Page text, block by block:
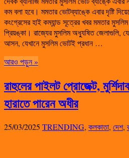
কম বলা হবে। মমতার ভোটব্যাঙ্কে এবার দৃষ্টি
কংগ্রেসের হাই কম্যান্ড সূত্রের খবর মমতার
প্রিয়ঙ্কা। রাজ্যের মুসলিম অধ্যুষিত জেলাগুলি,
আসন, যেখানে মুসলিম ভোটই প্রধান …
আরও পড়ুন »
রাহুলের পাইলট প্রোজেক্ট,
হারাতে পারেন অধীর
25/03/2025 TRENDING, কলকাতা, দেশ,